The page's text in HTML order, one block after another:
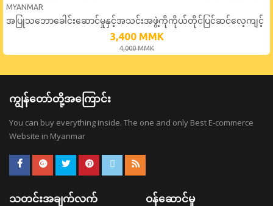
MYANMAR
အပြုသဘောခေါင်းဆောင်မှုနှင့်အသင်းအဖွဲ့ကိုကိုယ်တိုင်ပြင်ဆင်လေ့ကျင့်
3,400 MMK
4,000 MMK
ကျွန်တော်တို့အကြောင်း
You can buy everything inside. The one and only Best E-commerce
Website in Myanmar
သတင်းအချက်လက် ဝန်ဆောင်မှု